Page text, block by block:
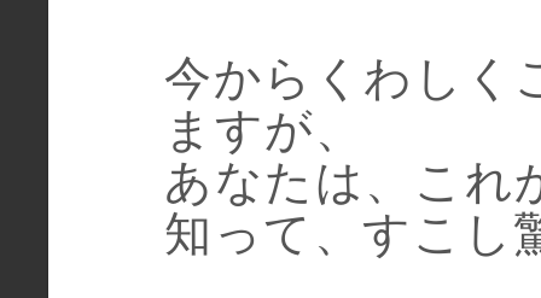
今からくわしく
ますが、
あなたは、これ
知って、すこし